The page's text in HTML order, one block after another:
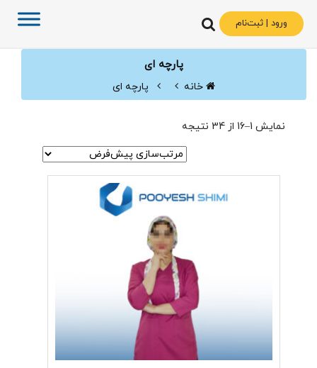
ورود | ثبت‌نام
پارچه ای
خانه پارچه ای
نمایش 1–16 از 34 نتیجه